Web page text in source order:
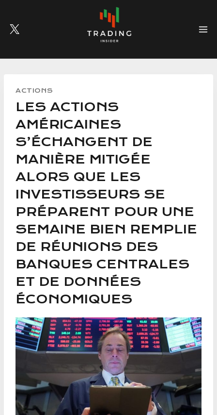
content
ACTIONS
LES ACTIONS
AMÉRICAINES
S’ÉCHANGENT DE
MANIÈRE MITIGÉE
ALORS QUE LES
INVESTISSEURS SE
PRÉPARENT POUR UNE
SEMAINE BIEN REMPLIE
DE RÉUNIONS DES
BANQUES CENTRALES
ET DE DONNÉES
ÉCONOMIQUES